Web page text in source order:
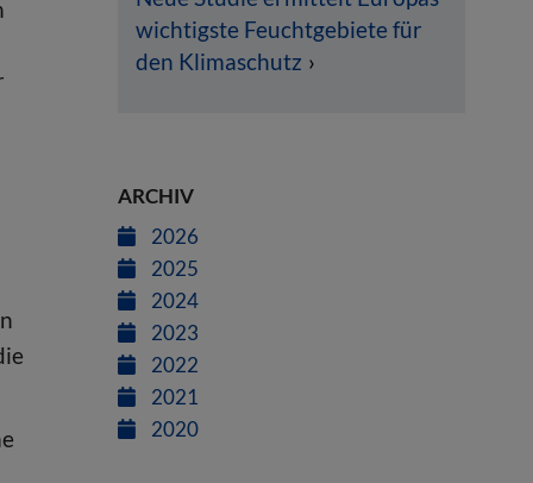
wichtigste Feuchtgebiete für
den Klimaschutz
ARCHIV
2026
2025
2024
2023
2022
2021
2020